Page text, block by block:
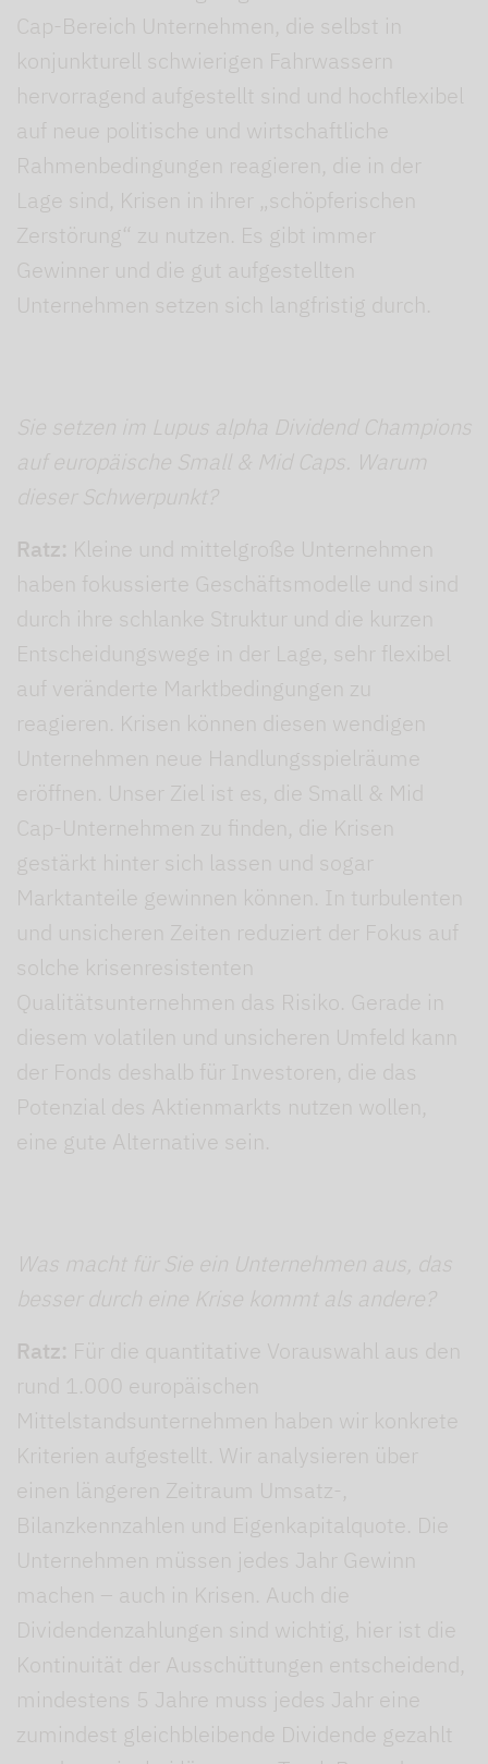
Cap-Bereich Unternehmen, die selbst in
konjunkturell schwierigen Fahrwassern
hervorragend aufgestellt sind und hochflexibel
auf neue politische und wirtschaftliche
Rahmenbedingungen reagieren, die in der
Lage sind, Krisen in ihrer „schöpferischen
Zerstörung“ zu nutzen. Es gibt immer
Gewinner und die gut aufgestellten
Unternehmen setzen sich langfristig durch.
Sie setzen im Lupus alpha Dividend Champions
auf europäische Small & Mid Caps. Warum
dieser Schwerpunkt?
Ratz: Kleine und mittelgroße Unternehmen
haben fokussierte Geschäftsmodelle und sind
durch ihre schlanke Struktur und die kurzen
Entscheidungswege in der Lage, sehr flexibel
auf veränderte Marktbedingungen zu
reagieren. Krisen können diesen wendigen
Unternehmen neue Handlungsspielräume
eröffnen. Unser Ziel ist es, die Small & Mid
Cap-Unternehmen zu finden, die Krisen
gestärkt hinter sich lassen und sogar
Marktanteile gewinnen können. In turbulenten
und unsicheren Zeiten reduziert der Fokus auf
solche krisenresistenten
Qualitätsunternehmen das Risiko. Gerade in
diesem volatilen und unsicheren Umfeld kann
der Fonds deshalb für Investoren, die das
Potenzial des Aktienmarkts nutzen wollen,
eine gute Alternative sein.
Was macht für Sie ein Unternehmen aus, das
besser durch eine Krise kommt als andere?
Ratz: Für die quantitative Vorauswahl aus den
rund 1.000 europäischen
Mittelstandsunternehmen haben wir konkrete
Kriterien aufgestellt. Wir analysieren über
einen längeren Zeitraum Umsatz-,
Bilanzkennzahlen und Eigenkapitalquote. Die
Unternehmen müssen jedes Jahr Gewinn
machen – auch in Krisen. Auch die
Dividendenzahlungen sind wichtig, hier ist die
Kontinuität der Ausschüttungen entscheidend,
mindestens 5 Jahre muss jedes Jahr eine
zumindest gleichbleibende Dividende gezahlt